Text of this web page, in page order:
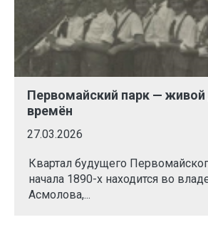
Первомайский парк — живой
времён
27.03.2026
Квартал будущего
начала 1890-х находится во
Асмолова,...